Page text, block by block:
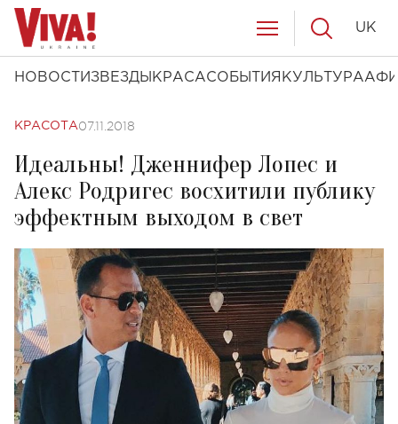
НОВОСТИ ЗВЕЗДЫ КРАСАСОБЫТИЯ КУЛЬТУРА
UK
КРАСОТА07.11.2018
Идеальны! Дженнифер Лопес и
Алекс Родригес восхитили публику
эффектным выходом в свет